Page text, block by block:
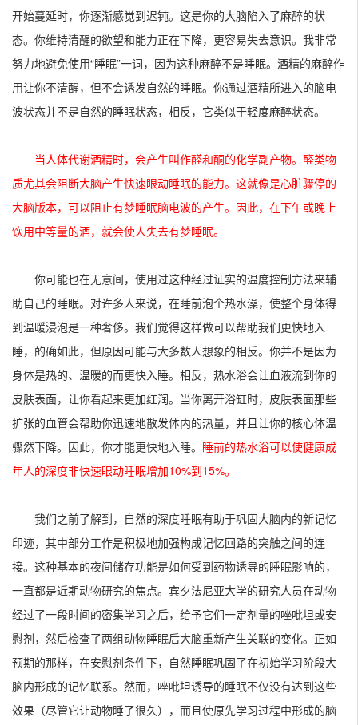
开始蔓延时，你逐渐感觉到迟钝。这是你的大脑陷入了麻醉的状
态。你维持清醒的欲望和能力正在下降，更容易失去意识。我非常
努力地避免使用“睡眠”一词，因为这种麻醉不是睡眠。酒精的麻醉作
用让你不清醒，但不会诱发自然的睡眠。你通过酒精所进入的脑电
波状态并不是自然的睡眠状态，相反，它类似于轻度麻醉状态。
当人体代谢酒精时，会产生叫作醛和酮的化学副产物。醛类物
质尤其会阻断大脑产生快速眼动睡眠的能力。这就像是心脏骤停的
大脑版本，可以阻止有梦睡眠脑电波的产生。因此，在下午或晚上
饮用中等量的酒，就会使人失去有梦睡眠。
你可能也在无意间，使用过这种经过证实的温度控制方法来辅
助自己的睡眠。对许多人来说，在睡前泡个热水澡，使整个身体得
到温暖浸泡是一种奢侈。我们觉得这样做可以帮助我们更快地入
睡，的确如此，但原因可能与大多数人想象的相反。你并不是因为
身体是热的、温暖的而更快入睡。相反，热水浴会让血液流到你的
皮肤表面，让你看起来更加红润。当你离开浴缸时，皮肤表面那些
扩张的血管会帮助你迅速地散发体内的热量，并且让你的核心体温
骤然下降。因此，你才能更快地入睡。 睡前的热水浴可以使健康成
年人的深度非快速眼动睡眠增加10%到15%。
我们之前了解到，自然的深度睡眠有助于巩固大脑内的新记忆
印迹，其中部分工作是积极地加强构成记忆回路的突触之间的连
接。这种基本的夜间储存功能是如何受到药物诱导的睡眠影响的，
一直都是近期动物研究的焦点。宾夕法尼亚大学的研究人员在动物
经过了一段时间的密集学习之后，给予它们一定剂量的唑吡坦或安
慰剂，然后检查了两组动物睡眠后大脑重新产生关联的变化。正如
预期的那样，在安慰剂条件下，自然睡眠巩固了在初始学习阶段大
脑内形成的记忆联系。然而，唑吡坦诱导的睡眠不仅没有达到这些
效果（尽管它让动物睡了很久），而且使原先学习过程中形成的脑